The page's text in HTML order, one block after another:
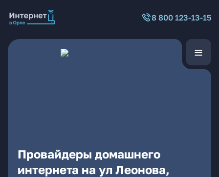
8 800 123-13-15
Провайдеры домашнего
интернета на ул Леонова,